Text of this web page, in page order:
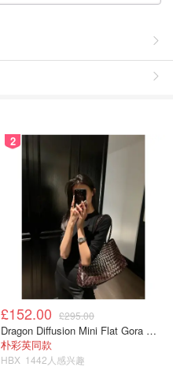
2
£152.00 £295.00
Dragon Diffusion Mini Flat Gora 深棕色手提包
朴彩英同款
HBX 1442人感兴趣